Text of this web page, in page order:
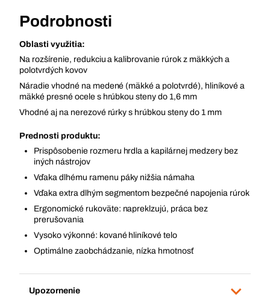
Podrobnosti
Oblasti využitia:
Na rozšírenie, redukciu a kalibrovanie rúrok z mäkkých a
polotvrdých kovov
Náradie vhodné na medené (mäkké a polotvrdé), hliníkové a
mäkké presné ocele s hrúbkou steny do 1,6 mm
Vhodné aj na nerezové rúrky s hrúbkou steny do 1 mm
Prednosti produktu:
Prispôsobenie rozmeru hrdla a kapilárnej medzery bez
iných nástrojov
Vďaka dlhému ramenu páky nižšia námaha
Vďaka extra dlhým segmentom bezpečné napojenia rúrok
Ergonomické rukoväte: napreklzujú, práca bez
prerušovania
Vysoko výkonné: kované hliníkové telo
Optimálne zaobchádzanie, nízka hmotnosť
Upozornenie